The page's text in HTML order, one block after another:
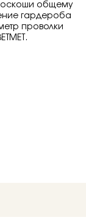
общему
гардероба
проволки